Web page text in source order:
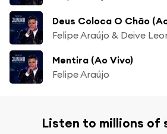
Deus Coloca O Chão
Felipe Araújo & Deive
Mentira (Ao Vivo)
Felipe Araújo
Listen to millions of